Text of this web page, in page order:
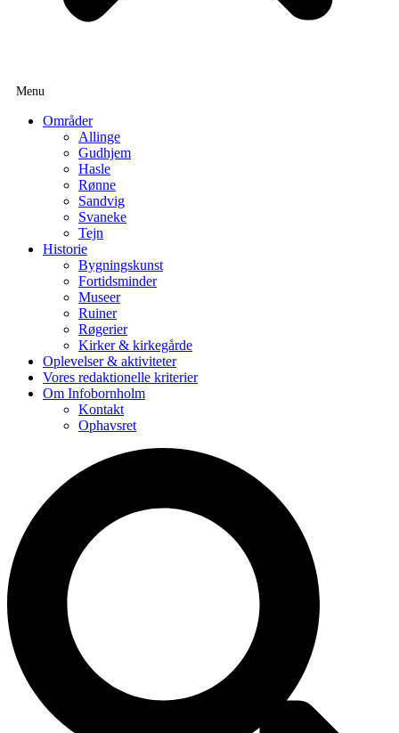
Områder
Allinge
Gudhjem
Hasle
Rønne
Sandvig
Svaneke
Tejn
Historie
Bygningskunst
Fortidsminder
Museer
Ruiner
Røgerier
Kirker & kirkegårde
Oplevelser & aktiviteter
Vores redaktionelle kriterier
Om Infobornholm
Kontakt
Ophavsret